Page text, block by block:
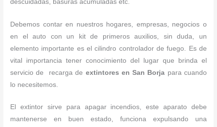
descuidadas, basuras acumuladas etc.
Debemos contar en nuestros hogares, empresas, negocios o
en el auto con un kit de primeros auxilios, sin duda, un
elemento importante es el cilindro controlador de fuego. Es de
vital importancia tener conocimiento del lugar que brinda el
servicio de recarga de extintores en San Borja para cuando
lo necesitemos.
El extintor sirve para apagar incendios, este aparato debe
mantenerse en buen estado, funciona expulsando una